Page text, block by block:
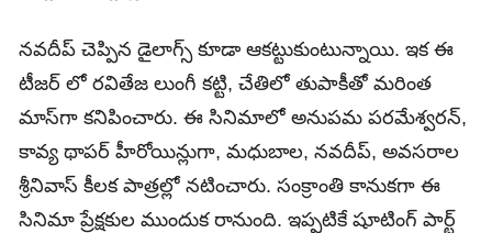
నవదీప్ చెప్పిన డైలాగ్స్ కూడా ఆకట్టుకుంటున్నాయి. ఇక ఈ
టీజర్ లో రవితేజ లుంగీ కట్టి, చేతిలో తుపాకీతో మరింత
మాస్‏గా కనిపించారు. ఈ సినిమాలో అనుపమ పరమేశ్వరన్,
కావ్య థాపర్ హీరోయిన్లుగా, మధుబాల, నవదీప్, అవసరాల
శ్రీనివాస్ కీలక పాత్రల్లో నటించారు. సంక్రాంతి కానుకగా ఈ
సినిమా ప్రేక్షకుల ముందుక రానుంది. ఇప్పటికే షూటింగ్ పార్ట్